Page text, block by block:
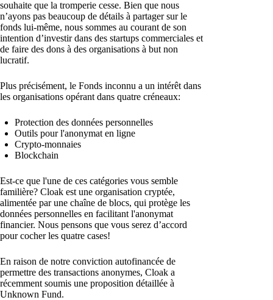
souhaite que la tromperie cesse. Bien que nous
n’ayons pas beaucoup de détails à partager sur le
fonds lui-même, nous sommes au courant de son
intention d’investir dans des startups commerciales et
de faire des dons à des organisations à but non
lucratif.
Plus précisément, le Fonds inconnu a un intérêt dans
les organisations opérant dans quatre créneaux:
Protection des données personnelles
Outils pour l'anonymat en ligne
Crypto-monnaies
Blockchain
Est-ce que l'une de ces catégories vous semble
familière? Cloak est une organisation cryptée,
alimentée par une chaîne de blocs, qui protège les
données personnelles en facilitant l'anonymat
financier. Nous pensons que vous serez d’accord
pour cocher les quatre cases!
En raison de notre conviction autofinancée de
permettre des transactions anonymes, Cloak a
récemment soumis une proposition détaillée à
Unknown Fund.